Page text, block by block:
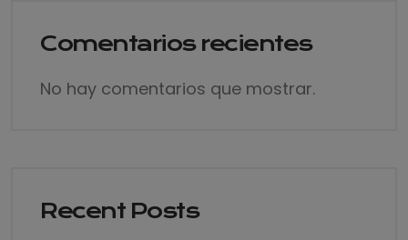
Comentarios recientes
No hay comentarios que mostrar.
Recent Posts